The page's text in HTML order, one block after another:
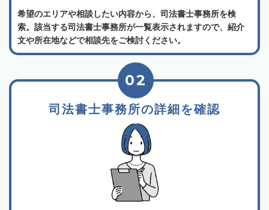
希望のエリアや相談したい内容から、司法書士事務所を検
索。該当する司法書士事務所が一覧表示されますので、紹介
文や所在地などで相談先をご検討ください。
司法書士事務所の詳細を確認
02